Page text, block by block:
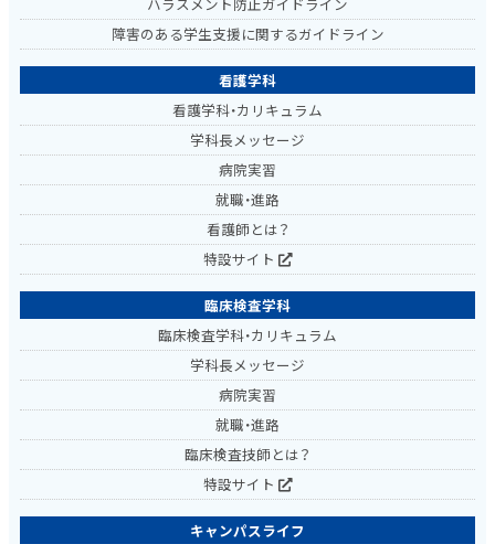
障害のある学生支援に関するガイドライン
看護学科
看護学科・カリキュラム
学科長メッセージ
病院実習
就職・進路
看護師とは？
特設サイト
臨床検査学科
臨床検査学科・カリキュラム
学科長メッセージ
病院実習
就職・進路
臨床検査技師とは？
特設サイト
キャンパスライフ